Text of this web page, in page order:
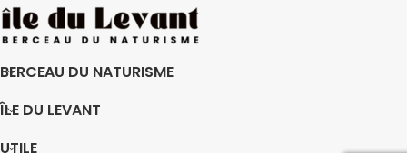
BERCEAU DU NATURISME
ÎLE DU LEVANT
UTILE